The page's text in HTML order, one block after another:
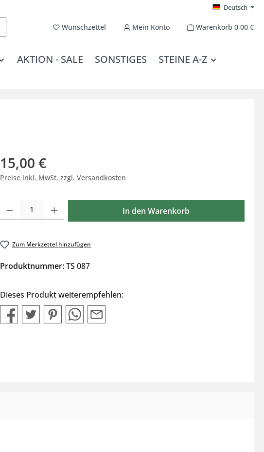
Deutsch
Wunschzettel Du hast 0 Produkte auf dem Merkzettel
Mein Konto Warenkorb 0,00 €
AKTION - SALE SONSTIGES
STEINE A-Z
15,00 €
Preise inkl. MwSt. zzgl. Versandkosten
Produkt Anzahl: Gib den gewünschten Wert ein oder benutze die Schaltflächen um die
In den Warenkorb
Zum Merkzettel hinzufügen
Produktnummer:TS 087
Dieses Produkt weiterempfehlen: